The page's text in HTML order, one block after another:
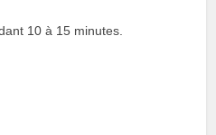
10 à 15 minutes.